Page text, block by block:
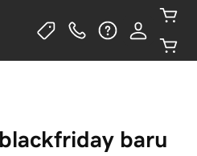
baru